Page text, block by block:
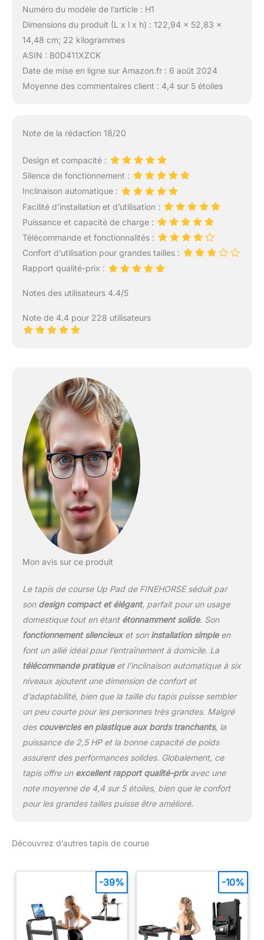
Numéro du modèle de l’article : H1
Dimensions du produit (L x l x h) : 122,94 x 52,83 x
14,48 cm; 22 kilogrammes
ASIN : B0D411XZCK
Date de mise en ligne sur Amazon.fr : 6 août 2024
Moyenne des commentaires client : 4,4 sur 5 étoiles
Note de la rédaction 18/20
Design et compacité :
Silence de fonctionnement :
Inclinaison automatique :
Facilité d’installation et d’utilisation :
Puissance et capacité de charge :
Télécommande et fonctionnalités :
Confort d’utilisation pour grandes tailles :
Rapport qualité-prix :
Notes des utilisateurs 4.4/5
Note de 4.4 pour 228 utilisateurs
Mon avis sur ce produit
Le tapis de course Up Pad de FINEHORSE séduit par
son design compact et élégant, parfait pour un usage
domestique tout en étant étonnamment solide. Son
fonctionnement silencieuxet son installation simpleen
font un allié idéal pour l’entraînement à domicile. La
télécommande pratiqueet l’inclinaison automatique à six
niveaux ajoutent une dimension de confort et
d’adaptabilité, bien que la taille du tapis puisse sembler
un peu courte pour les personnes très grandes. Malgré
des couvercles en plastique aux bords tranchants, la
puissance de 2,5 HP et la bonne capacité de poids
assurent des performances solides. Globalement, ce
tapis offre un excellent rapport qualité-prixavec une
note moyenne de 4,4 sur 5 étoiles, bien que le confort
pour les grandes tailles puisse être amélioré.
Découvrez d’autres tapis de course
-39% -10%